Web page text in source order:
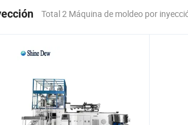
Total 2 Máquina de moldeo por